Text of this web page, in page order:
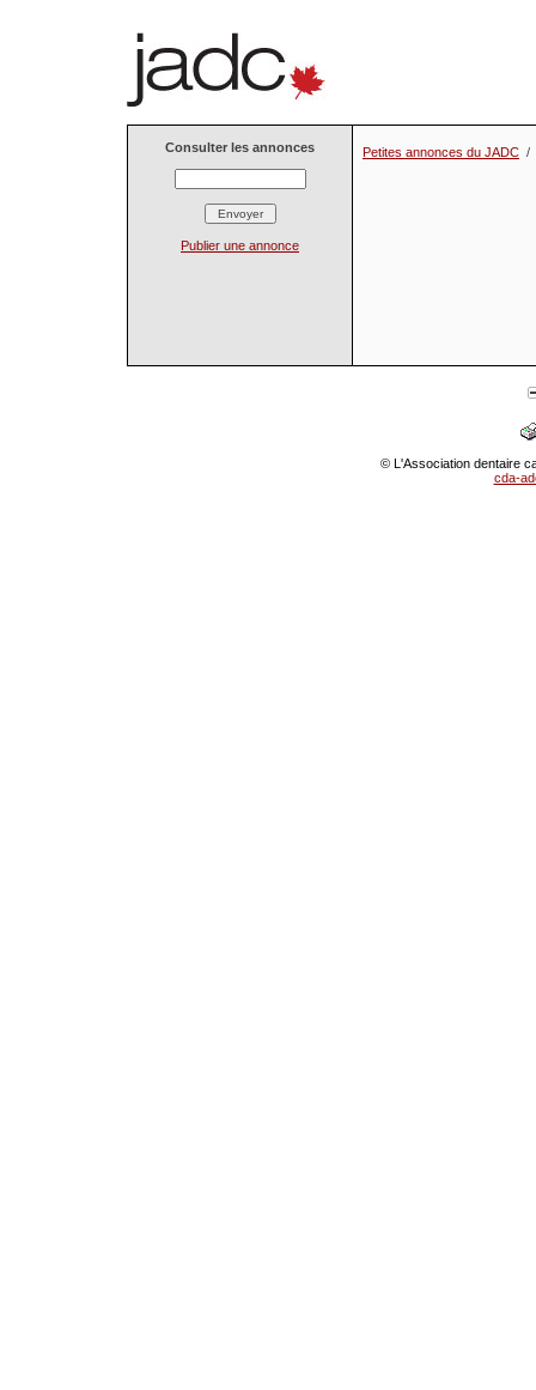
Consulter les annonces
Publier une annonce
Petites annonces du JADC /
© L'Association dentaire
cda-